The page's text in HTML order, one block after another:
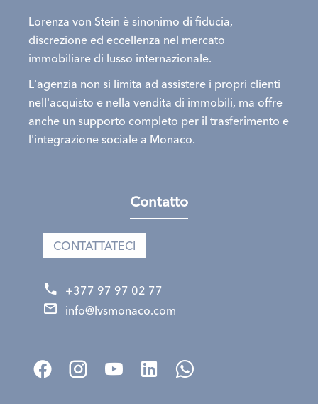
Lorenza von Stein è sinonimo di fiducia,
discrezione ed eccellenza nel mercato
immobiliare di lusso internazionale.
L'agenzia non si limita ad assistere i propri clienti
nell'acquisto e nella vendita di immobili, ma offre
anche un supporto completo per il trasferimento e
l'integrazione sociale a Monaco.
Contatto
CONTATTATECI
+377 97 97 02 77
info@lvsmonaco.com